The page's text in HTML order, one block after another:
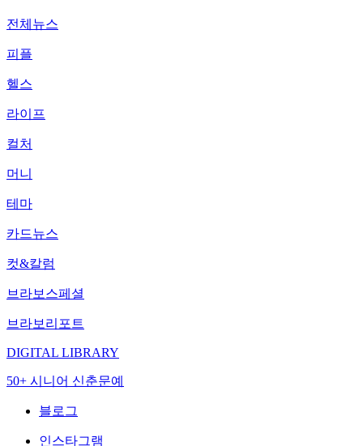
전체뉴스
피플
헬스
라이프
컬처
머니
테마
카드뉴스
컷&칼럼
브라보스페셜
브라보리포트
DIGITAL LIBRARY
50+ 시니어 신춘문예
블로그
인스타그램